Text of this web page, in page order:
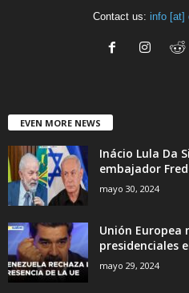
Contact us: info [at]
EVEN MORE NEWS
Inácio Lula Da
embajador
mayo 30, 2024
Unión Europea
presidenciales
mayo 29, 2024